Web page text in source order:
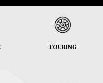
TOURING